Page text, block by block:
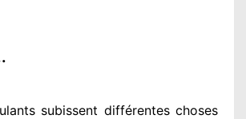
subissent différenteschoses